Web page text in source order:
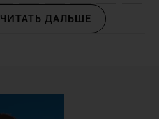
ЧИТАТЬ ДАЛЬШЕ